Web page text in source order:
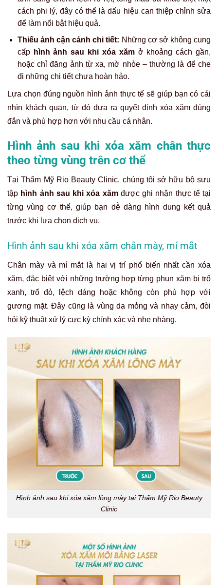
cách phi lý, đây có thể là dấu hiệu can thiệp chỉnh sửa
để làm nổi bật hiệu quả.
Thiếu ảnh cận cảnh chi tiết: Những cơ sở không cung
cấp hình ảnh sau khi xóa xămở khoảng cách gần,
hoặc chỉ đăng ảnh từ xa, mờ nhòe – thường là để che
đi những chi tiết chưa hoàn hảo.
Lựa chọn đúng nguồn hình ảnh thực tế sẽ giúp bạn có cái
nhìn khách quan, từ đó đưa ra quyết định xóa xăm đúng
đắn và phù hợp hơn với nhu cầu cá nhân.
Hình ảnh sau khi xóa xăm chân thực
theo từng vùng trên cơ thể
Tại Thẩm Mỹ Rio Beauty Clinic, chúng tôi sở hữu bộ sưu
tập hình ảnh sau khi xóa xămđược ghi nhận thực tế tại
từng vùng cơ thể, giúp bạn dễ dàng hình dung kết quả
trước khi lựa chọn dịch vụ.
Hình ảnh sau khi xóa xăm chân mày, mí mắt
Chân mày và mí mắt là hai vị trí phổ biến nhất cần xóa
xăm, đặc biệt với những trường hợp từng phun xăm bị trổ
xanh, trổ đỏ, lệch dáng hoặc không còn phù hợp với
gương mặt. Đây cũng là vùng da mỏng và nhạy cảm, đòi
hỏi kỹ thuật xử lý cực kỳ chính xác và nhẹ nhàng.
Hình ảnh sau khi xóa xăm lông mày tại Thẩm Mỹ Rio Beauty
Clinic